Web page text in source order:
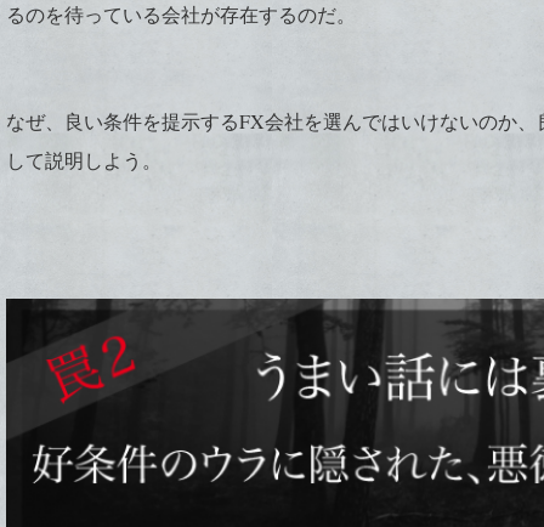
るのを待っている会社が存在するのだ。
なぜ、良い条件を提示するFX会社を選んではいけないのか
して説明しよう。